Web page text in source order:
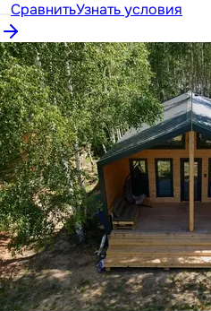
СравнитьУзнать условия